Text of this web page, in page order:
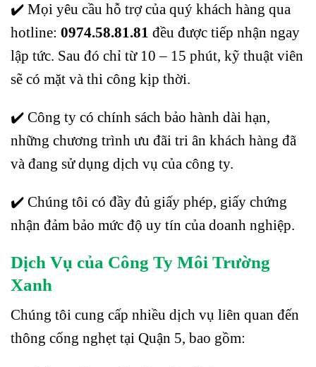
✔️ Mọi yêu cầu hỗ trợ của quý khách hàng qua
hotline: 0974.58.81.81 đều được tiếp nhận ngay
lập tức. Sau đó chỉ từ 10 – 15 phút, kỹ thuật viên
sẽ có mặt và thi công kịp thời.
✔️ Công ty có chính sách bảo hành dài hạn,
những chương trình ưu đãi tri ân khách hàng đã
và đang sử dụng dịch vụ của công ty.
✔️ Chúng tôi có đầy đủ giấy phép, giấy chứng
nhận đảm bảo mức độ uy tín của doanh nghiệp.
Dịch Vụ của Công Ty Môi Trường
Xanh
Chúng tôi cung cấp nhiều dịch vụ liên quan đến
thông cống nghẹt tại Quận 5, bao gồm: